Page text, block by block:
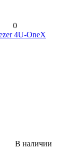
0
4U-OneX
В наличии